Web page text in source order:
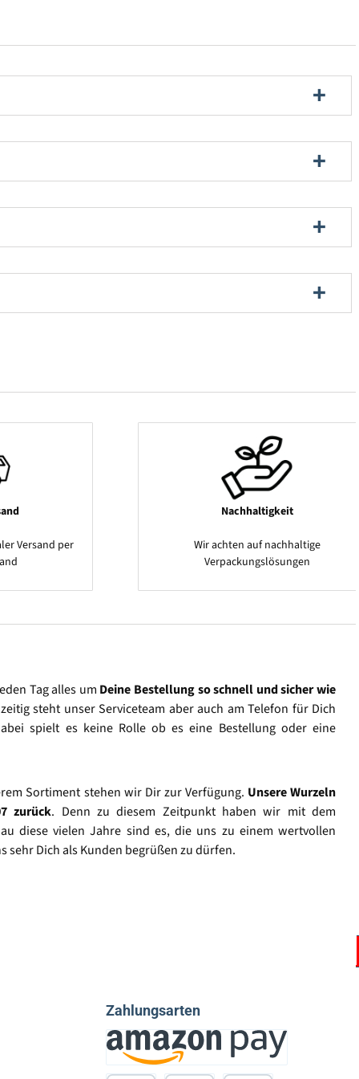
Versand per
Nachhaltigkeit
Wir achten auf nachhaltige
Verpackungslösungen
Tag alles um Deine Bestellung so schnell und sicher wie
steht unser Serviceteam aber auch am Telefon für Dich
spielt es keine Rolle ob es eine Bestellung oder eine
Sortiment stehen wir Dir zur Verfügung. Unsere Wurzeln
zurück. Denn zu diesem Zeitpunkt haben wir mit dem
diese vielen Jahre sind es, die uns zu einem wertvollen
sehr Dich als Kunden begrüßen zu dürfen.
Zahlungsarten
Amazon Pay